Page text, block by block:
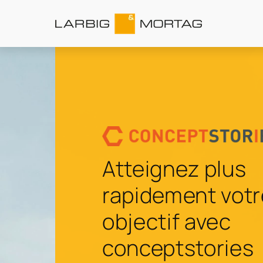
Atteignez plus
rapidement
objectif avec
conceptstories